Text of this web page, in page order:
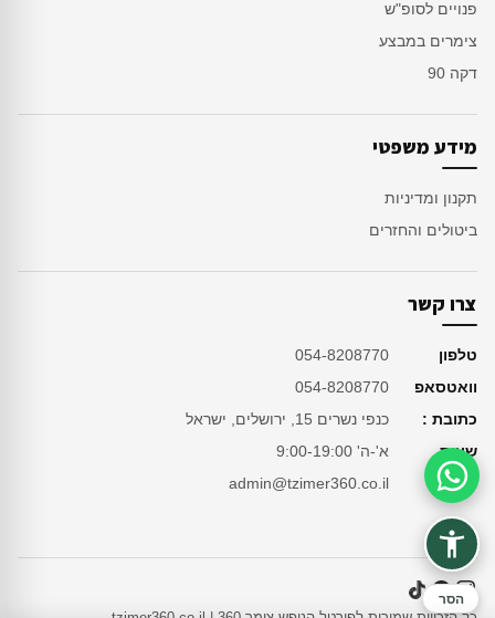
פנויים לסופ"ש
צימרים במבצע
דקה 90
מידע משפטי
תקנון ומדיניות
ביטולים והחזרים
צרו קשר
טלפון
054-8208770
וואטסאפ
054-8208770
כתובת :
כנפי נשרים 15, ירושלים, ישראל
שעות
א'-ה' 9:00-19:00
מייל
admin@tzimer360.co.ilסיוע בהזמנה
הסר